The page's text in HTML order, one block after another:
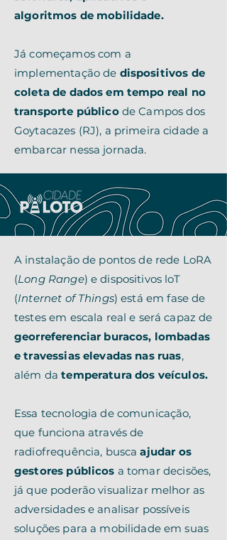
algoritmos de mobilidade.
Já começamos com a
implementação de dispositivos de
coleta de dados em tempo real no
transporte público de Campos dos
Goytacazes (RJ), a primeira cidade a
embarcar nessa jornada.
A instalação de pontos de rede LoRA
(Long Range) e dispositivos loT
(Internet of Things) está em fase de
testes em escala real e será capaz de
georreferenciar buracos, lombadas
e travessias elevadas nas ruas,
além datemperatura dos veículos.
Essa tecnologia de comunicação,
que funciona através de
radiofrequência, buscaajudar os
gestores públicos a tomar decisões,
já que poderão visualizar melhor as
adversidades e analisar possíveis
soluções para a mobilidade em suas